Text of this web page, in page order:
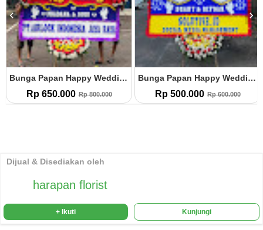
Bunga Papan Happy Wedding (HW.25)
Rp 650.000 Rp 800.000
Bunga Papan Happy Wedding (HW.24)
Rp 500.000 Rp 600.000
Dijual & Disediakan oleh
harapan florist
+ Ikuti Kunjungi